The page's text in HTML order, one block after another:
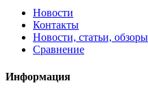
Новости
Контакты
Новости, статьи, обзоры
Сравнение
Информация